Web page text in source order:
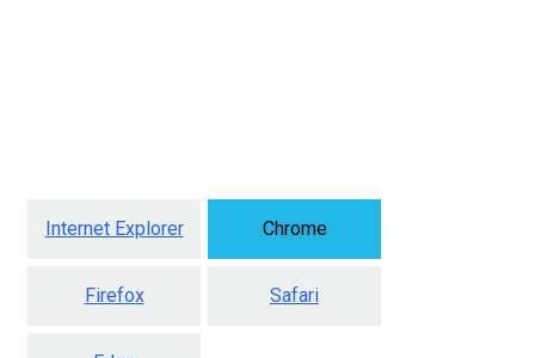
Internet Explorer Chrome
Firefox Safari